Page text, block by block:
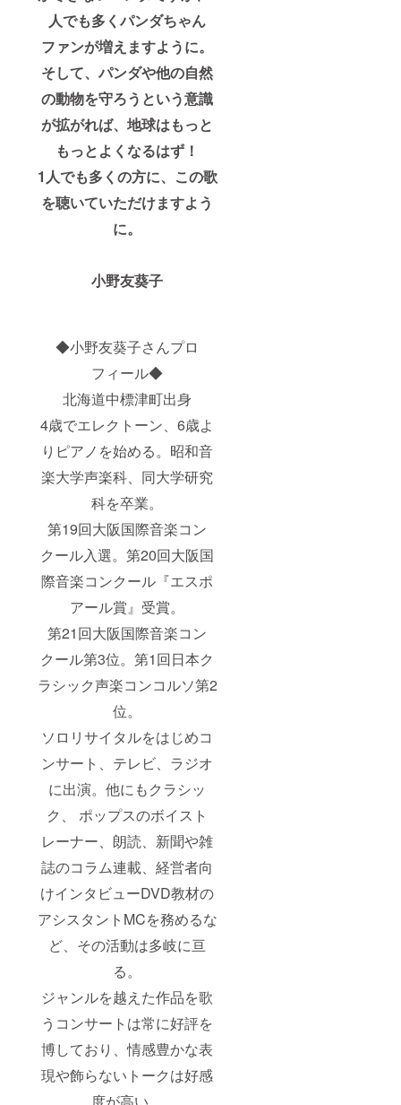
人でも多くパンダちゃん
ファンが増えますように。
そして、パンダや他の自然
の動物を守ろうという意識
が拡がれば、地球はもっと
もっとよくなるはず！
1人でも多くの方に、この歌
を聴いていただけますよう
に。
小野友葵子
◆小野友葵子さんプロ
フィール◆
北海道中標津町出身
4歳でエレクトーン、6歳よ
りピアノを始める。昭和音
楽大学声楽科、同大学研究
科を卒業。
第19回大阪国際音楽コン
クール入選。第20回大阪国
際音楽コンクール『エスポ
アール賞』受賞。
第21回大阪国際音楽コン
クール第3位。第1回日本ク
ラシック声楽コンコルソ第2
位。
ソロリサイタルをはじめコ
ンサート、テレビ、ラジオ
に出演。他にもクラシッ
ク、 ポップスのボイスト
レーナー、朗読、新聞や雑
誌のコラム連載、経営者向
けインタビューDVD教材の
アシスタントMCを務めるな
ど、その活動は多岐に亘
る。
ジャンルを越えた作品を歌
うコンサートは常に好評を
博しており、情感豊かな表
現や飾らないトークは好感